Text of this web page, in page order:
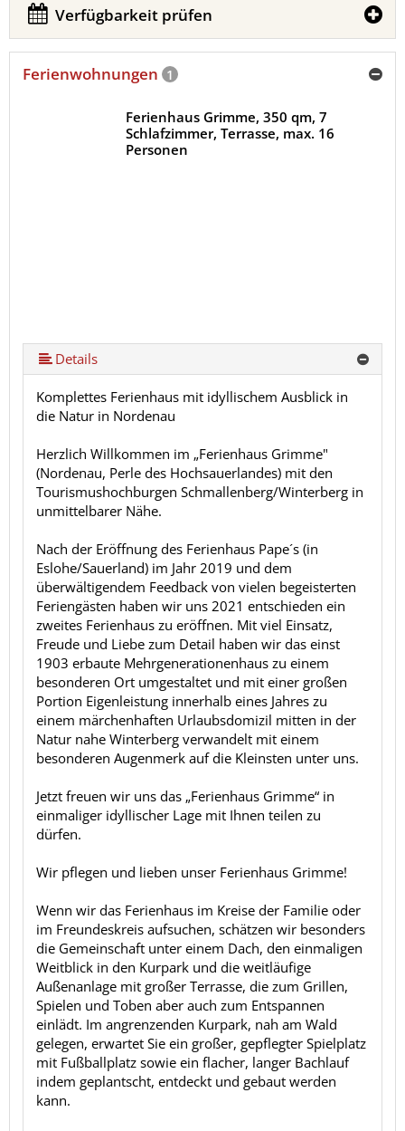
Verfügbarkeit prüfen
Ferienwohnungen 1
Ferienhaus Grimme, 350 qm, 7
Schlafzimmer, Terrasse, max. 16
Personen
Details
Komplettes Ferienhaus mit idyllischem Ausblick in
die Natur in Nordenau
Herzlich Willkommen im „Ferienhaus Grimme"
(Nordenau, Perle des Hochsauerlandes) mit den
Tourismushochburgen Schmallenberg/Winterberg in
unmittelbarer Nähe.
Nach der Eröffnung des Ferienhaus Pape´s (in
Eslohe/Sauerland) im Jahr 2019 und dem
überwältigendem Feedback von vielen begeisterten
Feriengästen haben wir uns 2021 entschieden ein
zweites Ferienhaus zu eröffnen. Mit viel Einsatz,
Freude und Liebe zum Detail haben wir das einst
1903 erbaute Mehrgenerationenhaus zu einem
besonderen Ort umgestaltet und mit einer großen
Portion Eigenleistung innerhalb eines Jahres zu
einem märchenhaften Urlaubsdomizil mitten in der
Natur nahe Winterberg verwandelt mit einem
besonderen Augenmerk auf die Kleinsten unter uns.
Jetzt freuen wir uns das „Ferienhaus Grimme“ in
einmaliger idyllischer Lage mit Ihnen teilen zu
dürfen.
Wir pflegen und lieben unser Ferienhaus Grimme!
Wenn wir das Ferienhaus im Kreise der Familie oder
im Freundeskreis aufsuchen, schätzen wir besonders
die Gemeinschaft unter einem Dach, den einmaligen
Weitblick in den Kurpark und die weitläufige
Außenanlage mit großer Terrasse, die zum Grillen,
Spielen und Toben aber auch zum Entspannen
einlädt. Im angrenzenden Kurpark, nah am Wald
gelegen, erwartet Sie ein großer, gepflegter Spielplatz
mit Fußballplatz sowie ein flacher, langer Bachlauf
indem geplantscht, entdeckt und gebaut werden
kann.